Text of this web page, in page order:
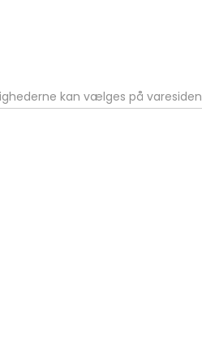
kan vælges på varesiden